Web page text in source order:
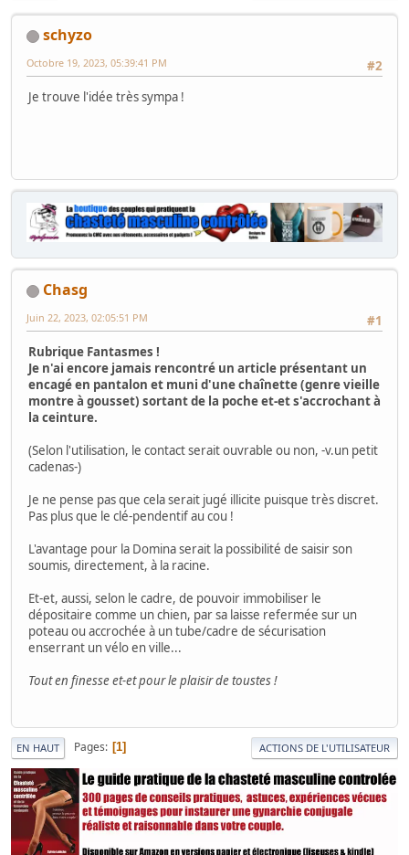
schyzo
#2
Octobre 19, 2023, 05:39:41 PM
Je trouve l'idée très sympa !
Chasg
#1
Juin 22, 2023, 02:05:51 PM
Rubrique Fantasmes !
Je n'ai encore jamais rencontré un article présentant un
encagé en pantalon et muni d'une chaînette (genre vieille
montre à gousset) sortant de la poche et-et s'accrochant à
la ceinture.
(Selon l'utilisation, le contact serait ouvrable ou non, -v.un petit
cadenas-)
Je ne pense pas que cela serait jugé illicite puisque très discret.
Pas plus que le clé-pendentif au cou !
L'avantage pour la Domina serait la possibilité de saisir son
soumis, directement, à la racine.
Et-et, aussi, selon le cadre, de pouvoir immobiliser le
dépositaire comme un chien, par sa laisse refermée sur un
poteau ou accrochée à un tube/cadre de sécurisation
enserrant un vélo en ville...
Tout en finesse et-et pour le plaisir de toustes !
EN HAUT Pages 1 ACTIONS DE L'UTILISATEUR